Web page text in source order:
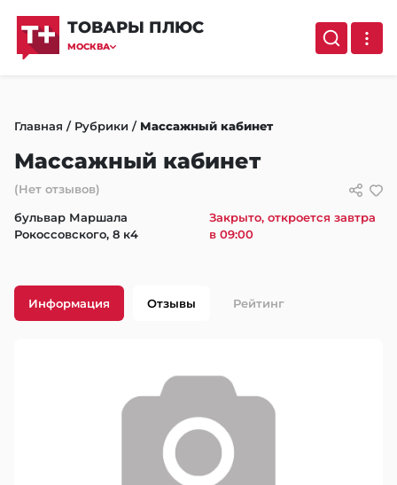
ТОВАРЫ ПЛЮС
МОСКВА
Главная / Рубрики / Массажный кабинет
Массажный кабинет
(Нет отзывов)
бульвар Маршала
Рокоссовского, 8 к4
Закрыто, откроется завтра
в 09:00
Информация Отзывы Рейтинг